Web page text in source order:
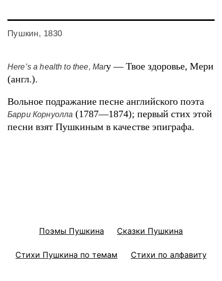
Пушкин, 1830
Here’s a health to thee, Mary — Твое здоровье, Мери
(англ.).
Вольное подражание песне английского поэта
Барри Корнуолла (1787—1874); первый стих этой
песни взят Пушкиным в качестве эпиграфа.
Поэмы Пушкина Сказки Пушкина
Стихи Пушкина по темам Стихи по алфавиту